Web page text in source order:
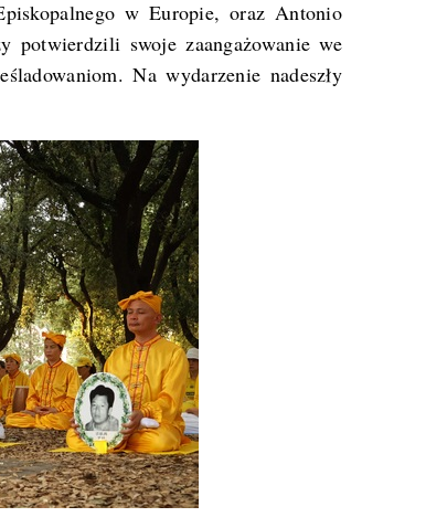
w Europie, oraz Antonio
potwierdzili swoje zaangażowanie we
Na wydarzenie nadeszły